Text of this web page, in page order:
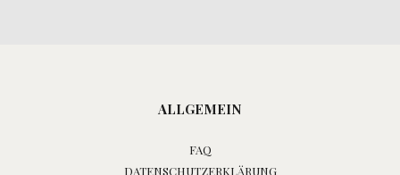
ALLGEMEIN
FAQ
DATENSCHUTZERKLÄRUNG